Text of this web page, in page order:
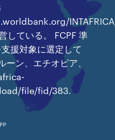
している。 FCPF 準
援対象に選定して
ン、エチオピア、
file/fid/383.